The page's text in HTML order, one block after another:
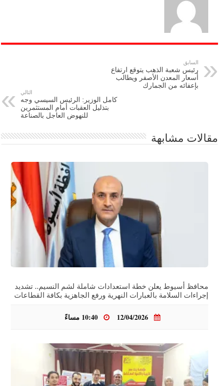
السابق
رئيس شعبة الذهب يتوقع ارتفاع
أسعار المعدن الأصفر ويطالب
بإعفائه من الجمارك
التالي
كامل الوزير: الرئيس السيسي وجه
بتذليل العقبات أمام المستثمرين
للنهوض العاجل بالصناعة
مقالات مشابهة
محافظ أسيوط يعلن خطة استعدادات شاملة لشم النسيم.. تشديد
إجراءات السلامة بالعبارات النهرية ورفع الجاهزية بكافة القطاعات